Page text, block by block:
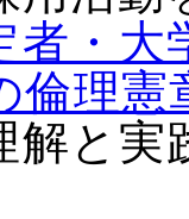
者・
倫理憲
解と